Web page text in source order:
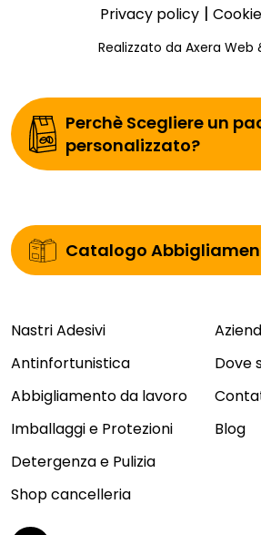
Privacy policy|
Realizzato da Axera Web
Perchè Scegliere un
personalizzato?
Catalogo
Nastri Adesivi
Antinfortunistica
Abbigliamento da lavoro
Imballaggi e Protezioni
Detergenza e Pulizia
Shop cancelleria
Dove
Blog